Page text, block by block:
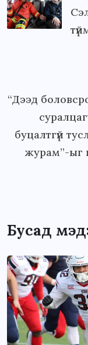
“Дээд
буцалтгүй
журам”-ыг
Бусад